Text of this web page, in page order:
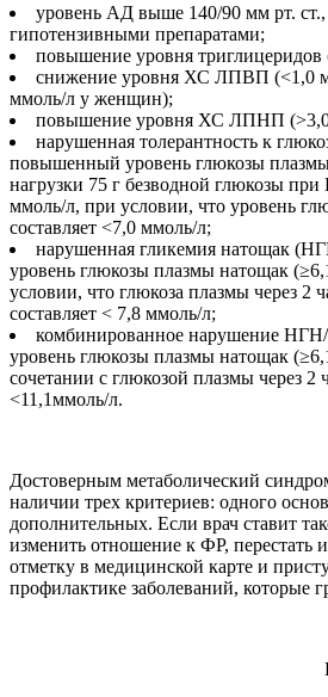
уровень АД выше 140/90 мм рт. ст.,
гипотензивными препаратами;
повышение уровня триглицеридов
снижение уровня ХС ЛПВП (<1,0
ммоль/л у женщин);
повышение уровня ХС ЛПНП
нарушенная толерантность к
повышенный уровень глюкозы плазмы
нагрузки 75 г безводной глюкозы
ммоль/л, при условии, что уровень
составляет <7,0 ммоль/л;
нарушенная гликемия натощак
уровень глюкозы плазмы натощак
условии, что глюкоза плазмы через 2
составляет < 7,8 ммоль/л;
комбинированное нарушение
уровень глюкозы плазмы натощак
сочетании с глюкозой плазмы через
<11,1ммоль/л.
Достоверным метаболический
наличии трех критериев: одного
дополнительных. Если врач ставит
изменить отношение к ФР, перестать
отметку в медицинской карте и
профилактике заболеваний, которые